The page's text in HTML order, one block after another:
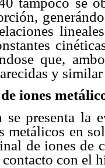
que,
y
iones
se presenta la
metálicos en
de iones de
contacto con el